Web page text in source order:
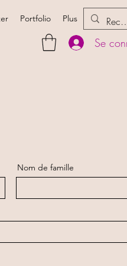
Portfolio Plus
Se
Nom de famille